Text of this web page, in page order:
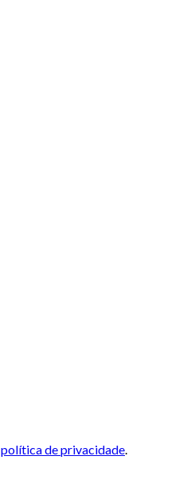
política de privacidade.